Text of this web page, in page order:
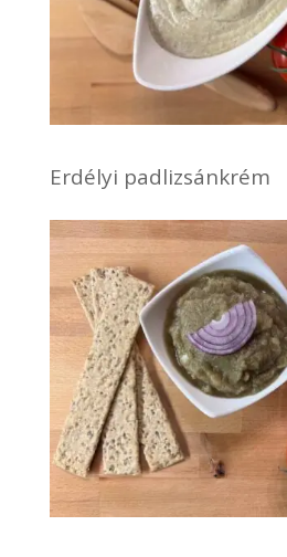
Erdélyi padlizsánkrém